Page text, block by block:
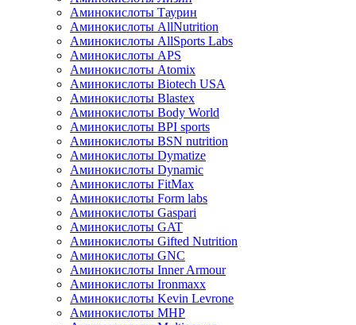
Аминокислоты Таурин
Аминокислоты AllNutrition
Аминокислоты AllSports Labs
Аминокислоты APS
Аминокислоты Atomix
Аминокислоты Biotech USA
Аминокислоты Blastex
Аминокислоты Body World
Аминокислоты BPI sports
Аминокислоты BSN nutrition
Аминокислоты Dymatize
Аминокислоты Dynamic
Аминокислоты FitMax
Аминокислоты Form labs
Аминокислоты Gaspari
Аминокислоты GAT
Аминокислоты Gifted Nutrition
Аминокислоты GNC
Аминокислоты Inner Armour
Аминокислоты Ironmaxx
Аминокислоты Kevin Levrone
Аминокислоты MHP